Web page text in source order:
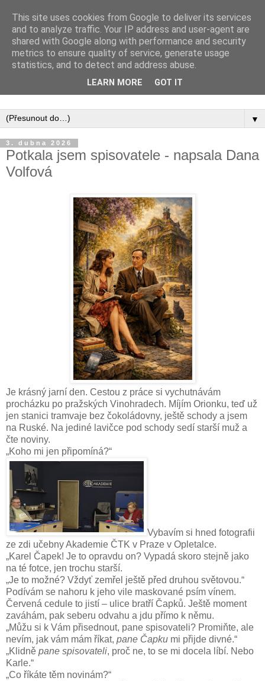
Inspirujte se tím, co píší posluchači kurzů a co se na nich
▼
3. dubna 2026
Potkala jsem spisovatele - napsala Dana
Volfová
Je krásný jarní den. Cestou z práce si vychutnávám
procházku po pražských Vinohradech. Míjím Orionku, teď už
jen stanici tramvaje bez čokoládovny, ještě schody a jsem
na Ruské. Na jediné lavičce pod schody sedí starší muž a
čte noviny.
„Koho mi jen připomíná?“
Vybavím si hned fotografii
ze zdi učebny Akademie ČTK v Praze v Opletalce.
„Karel Čapek! Je to opravdu on? Vypadá skoro stejně jako
na té fotce, jen trochu starší.
„Je to možné? Vždyť zemřel ještě před druhou světovou.“
Podívám se nahoru k jeho vile maskované psím vínem.
Červená cedule to jistí – ulice bratří Čapků. Ještě moment
zaváhám, pak seberu odvahu a jdu přímo k němu.
„Můžu si k Vám přisednout, pane spisovateli? Promiňte, ale
nevím, jak vám mám říkat, pane Čapku mi přijde divné.“
„Klidně pane spisovateli, proč ne, to se mi docela líbí. Nebo
Karle.“
„Co říkáte těm novinám?“
This site uses cookies from Google to deliver its services
and to analyze traffic. Your IP address and user-agent are
shared with Google along with performance and security
metrics to ensure quality of service, generate usage
statistics, and to detect and address abuse.
LEARN MORE GOT IT